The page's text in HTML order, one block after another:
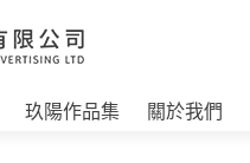
玖陽作品集 關於我們